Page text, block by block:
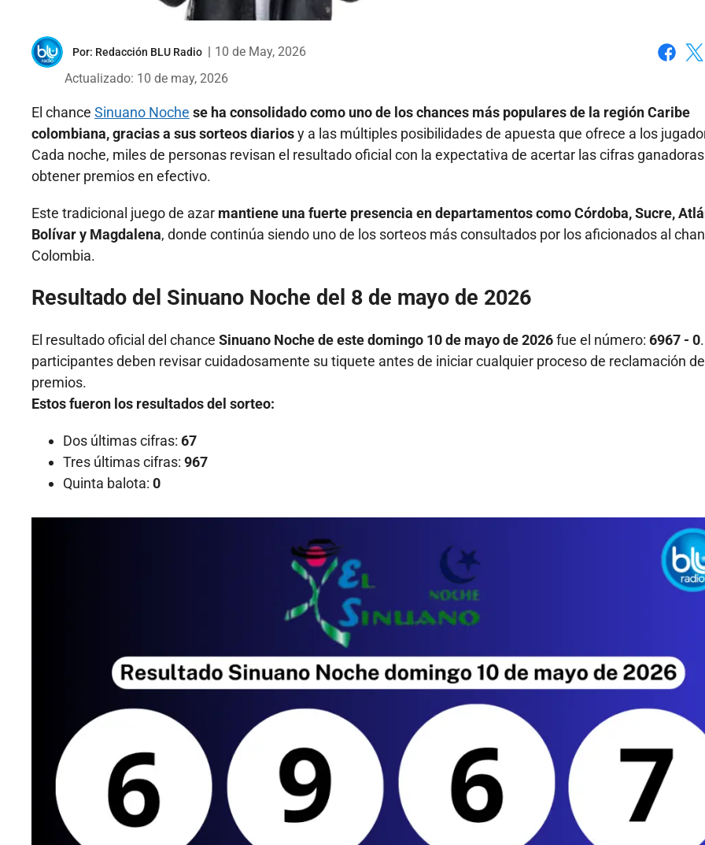
Por: Redacción BLU Radio
10 de May, 2026
Actualizado: 10 de may, 2026
El chance Sinuano Noche se ha consolidado como uno de los chances más populares de la región Caribe
colombiana, gracias a sus sorteos diariosy a las múltiples posibilidades de apuesta que ofrece a los
Cada noche, miles de personas revisan el resultado oficial con la expectativa de acertar las cifras
obtener premios en efectivo.
Este tradicional juego de azar mantiene una fuerte presencia en departamentos como Córdoba, Sucre,
Bolívar y Magdalena, donde continúa siendo uno de los sorteos más consultados por los aficionados al
Colombia.
Resultado del Sinuano Noche del 8 de mayo de 2026
El resultado oficial del chance Sinuano Noche de este domingo 10 de mayo de 2026fue el número: 6967 - 0
participantes deben revisar cuidadosamente su tiquete antes de iniciar cualquier proceso de reclamación de
premios.
Estos fueron los resultados del sorteo:
Dos últimas cifras: 67
Tres últimas cifras: 967
Quinta balota: 0